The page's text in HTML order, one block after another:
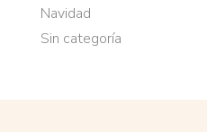
Navidad
Sin categoría